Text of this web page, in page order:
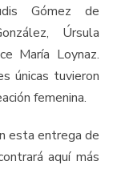
Gómez de
Úrsula
María Loynaz.
únicas tuvieron
femenina.
esta entrega de
aquí más